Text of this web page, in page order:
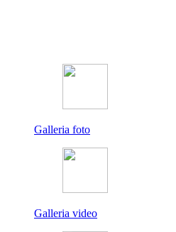
Galleria foto
Galleria video